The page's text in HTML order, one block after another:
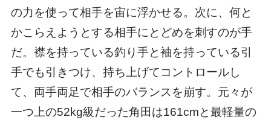
の力を使って相手を宙に浮かせる。次に、何と
かこらえようとする相手にとどめを刺すのが手
だ。襟を持っている釣り手と袖を持っている引
手でも引きつけ、持ち上げてコントロールし
て、両手両足で相手のバランスを崩す。元々が
一つ上の52kg級だった角田は161cmと最軽量の